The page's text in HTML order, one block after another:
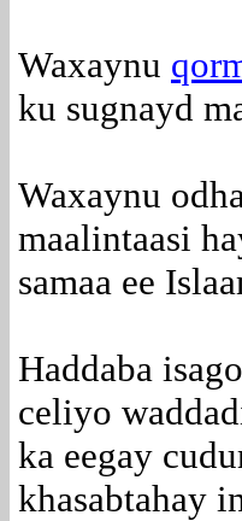
Waxaynu
ku sugnayd
Waxaynu
maalintaasi
samaa ee
Haddaba
celiyo
ka eegay
khasabtahay